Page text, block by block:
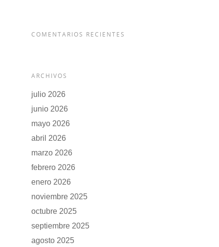
COMENTARIOS RECIENTES
ARCHIVOS
julio 2026
junio 2026
mayo 2026
abril 2026
marzo 2026
febrero 2026
enero 2026
noviembre 2025
octubre 2025
septiembre 2025
agosto 2025